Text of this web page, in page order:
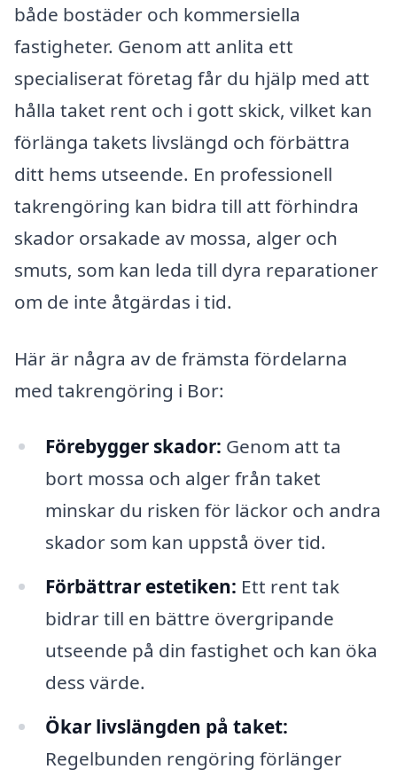
både bostäder och kommersiella
fastigheter. Genom att anlita ett
specialiserat företag får du hjälp med att
hålla taket rent och i gott skick, vilket kan
förlänga takets livslängd och förbättra
ditt hems utseende. En professionell
takrengöring kan bidra till att förhindra
skador orsakade av mossa, alger och
smuts, som kan leda till dyra reparationer
om de inte åtgärdas i tid.
Här är några av de främsta fördelarna
med takrengöring i Bor:
Förebygger skador: Genom att ta
bort mossa och alger från taket
minskar du risken för läckor och andra
skador som kan uppstå över tid.
Förbättrar estetiken: Ett rent tak
bidrar till en bättre övergripande
utseende på din fastighet och kan öka
dess värde.
Ökar livslängden på taket:
Regelbunden rengöring förlänger